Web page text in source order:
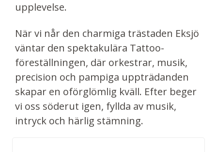
upplevelse.
När vi når den charmiga trästaden Eksjö
väntar den spektakulära Tattoo-
föreställningen, där orkestrar, musik,
precision och pampiga uppträdanden
skapar en oförglömlig kväll. Efter beger
vi oss söderut igen, fyllda av musik,
intryck och härlig stämning.